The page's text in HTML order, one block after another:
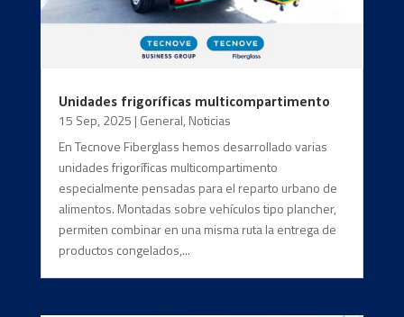
Unidades frigoríficas multicompartimento
15 Sep, 2025 | General, Noticias
En Tecnove Fiberglass hemos desarrollado varias
unidades frigoríficas multicompartimento
especialmente pensadas para el reparto urbano de
alimentos. Montadas sobre vehículos tipo plancher,
permiten combinar en una misma ruta la entrega de
productos congelados,...